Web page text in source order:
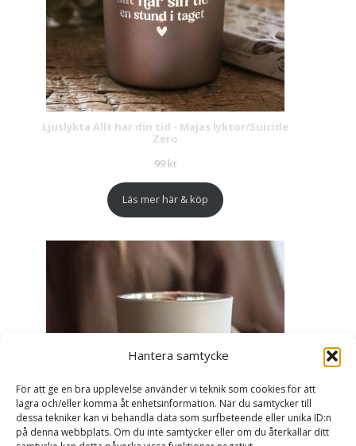
Hantera samtycke
För att ge en bra upplevelse använder vi teknik som cookies för att
lagra och/eller komma åt enhetsinformation. När du samtycker till
dessa tekniker kan vi behandla data som surfbeteende eller unika ID:n
på denna webbplats. Om du inte samtycker eller om du återkallar ditt
Ljuslykta Allt har din tid - Majas lyktor/Suicide
Zero
99 kr
Läs mer här & köp